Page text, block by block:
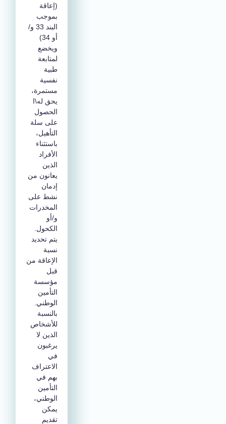
(إعاقة
بموجب
البند 33 و/
أو 34)
ويخضع
لمتابعة
طبية
نفسية
مستمرة،
يحق له\ا
الحصول
على سلة
التأهيل،
باستثناء
الأفراد
الذين
يعانون من
إدمان
نشط على
المخدرات
الكحول.
يتم تحديد
نسبة
الإعاقة من
مؤسسة
التأمين
الوطني.
بالنسبة
للأشخاص
الذين لا
يرغبون
الاعتراف
بهم في
التأمين
الوطني،
يمكن
تقديم